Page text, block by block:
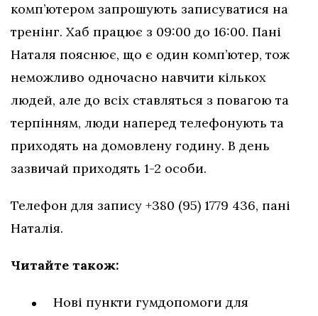
комп’ютером запрошують записуватися на
тренінг. Хаб працює з 09:00 до 16:00. Пані
Наталя пояснює, що є один комп’ютер, тож
неможливо одночасно навчити кількох
людей, але до всіх ставляться з повагою та
терпінням, люди наперед телефонують та
приходять на домовлену годину. В день
зазвичай приходять 1-2 особи.
Телефон для запису +380 (95) 1779 436, пані
Наталія.
Читайте також:
Нові пункти гумдопомоги для